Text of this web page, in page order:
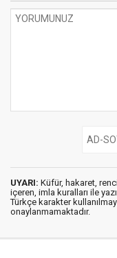
UYARI: Küfür, hakaret,
içeren, imla kuralları ile
Türkçe karakter
onaylanmamaktadır.